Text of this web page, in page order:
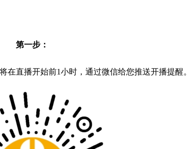
第一步：
在直播开始前1小时，通过微信给您推送开播提醒。